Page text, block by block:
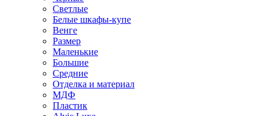
Светлые
Белые шкафы-купе
Венге
Размер
Маленькие
Большие
Средние
Отделка и материал
МДФ
Пластик